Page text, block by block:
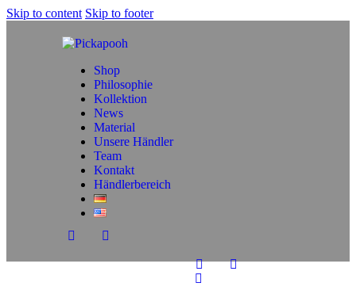
Skip to content Skip to footer
Shop
Philosophie
Kollektion
News
Material
Unsere Händler
Team
Kontakt
Händlerbereich